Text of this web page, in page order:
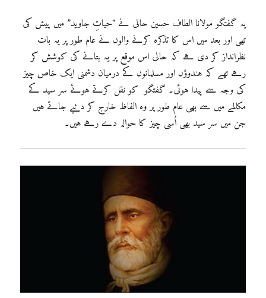
یہ گفتگو مولانا الطاف حسین حالی نے "حیاتِ جاوید” میں پیش کی
تھی اور بعد میں اس کا تذکرہ کرنے والوں نے عام طور پر یہ بات
نظرانداز کر دی ہے کہ حالی اس موقع پر یہ بتانے کی کوشش کر
رہے تھے کہ ہندوؤں اور مسلمانوں کے درمیان دشمنی ایک خاص چیز
کی وجہ سے پیدا ہوئی۔ گفتگو کو نقل کرتے ہوئے سر سید کے
مکالمے میں سے بھی عام طور پر وہ الفاظ خارج کر دئیے جاتے ہیں
جن میں سر سید بھی اُسی چیز کا حوالہ دے رہے ہیں۔